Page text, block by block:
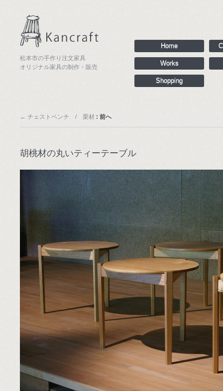
松本市の手作り注文家具
オリジナル家具の制作・販売
Home
Works
Shopping
← チェストベンチ / 栗材 : 前へ
胡桃材の丸いティーテーブル